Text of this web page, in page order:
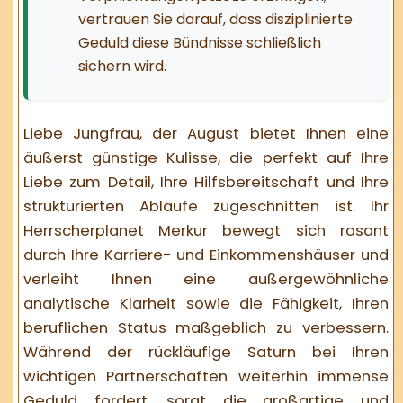
vertrauen Sie darauf, dass disziplinierte
Geduld diese Bündnisse schließlich
sichern wird.
Liebe Jungfrau, der August bietet Ihnen eine
äußerst günstige Kulisse, die perfekt auf Ihre
Liebe zum Detail, Ihre Hilfsbereitschaft und Ihre
strukturierten Abläufe zugeschnitten ist. Ihr
Herrscherplanet Merkur bewegt sich rasant
durch Ihre Karriere- und Einkommenshäuser und
verleiht Ihnen eine außergewöhnliche
analytische Klarheit sowie die Fähigkeit, Ihren
beruflichen Status maßgeblich zu verbessern.
Während der rückläufige Saturn bei Ihren
wichtigen Partnerschaften weiterhin immense